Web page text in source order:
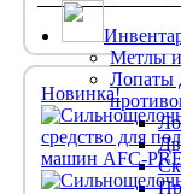
Метлы и
Лопаты
Новинка!